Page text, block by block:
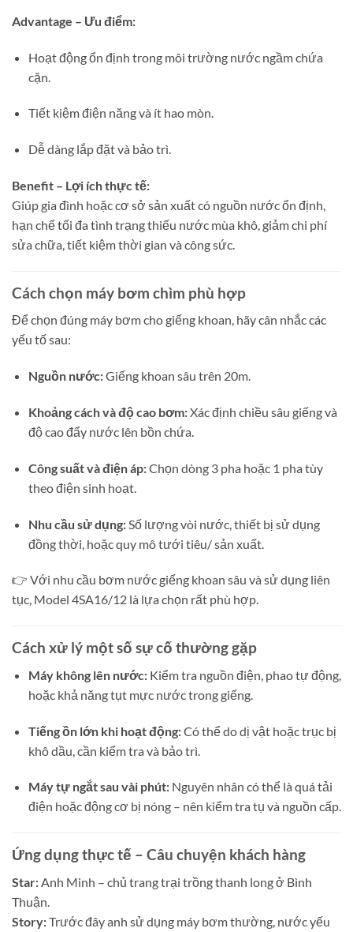
Advantage – Ưu điểm:
Hoạt động ổn định trong môi trường nước ngầm chứa
cặn.
Tiết kiệm điện năng và ít hao mòn.
Dễ dàng lắp đặt và bảo trì.
Benefit – Lợi ích thực tế:
Giúp gia đình hoặc cơ sở sản xuất có nguồn nước ổn định,
hạn chế tối đa tình trạng thiếu nước mùa khô, giảm chi phí
sửa chữa, tiết kiệm thời gian và công sức.
Cách chọn máy bơm chìm phù hợp
Để chọn đúng máy bơm cho giếng khoan, hãy cân nhắc các
yếu tố sau:
Nguồn nước:Giếng khoan sâu trên 20m.
Khoảng cách và độ cao bơm:Xác định chiều sâu giếng và
độ cao đẩy nước lên bồn chứa.
Công suất và điện áp:Chọn dòng 3 pha hoặc 1 pha tùy
theo điện sinh hoạt.
Nhu cầu sử dụng:Số lượng vòi nước, thiết bị sử dụng
đồng thời, hoặc quy mô tưới tiêu/ sản xuất.
👉 Với nhu cầu bơm nước giếng khoan sâu và sử dụng liên
tục, Model 4SA16/12 là lựa chọn rất phù hợp.
Cách xử lý một số sự cố thường gặp
Máy không lên nước:Kiểm tra nguồn điện, phao tự động,
hoặc khả năng tụt mực nước trong giếng.
Tiếng ồn lớn khi hoạt động:Có thể do dị vật hoặc trục bị
khô dầu, cần kiểm tra và bảo trì.
Máy tự ngắt sau vài phút:Nguyên nhân có thể là quá tải
điện hoặc động cơ bị nóng – nên kiểm tra tụ và nguồn cấp.
Ứng dụng thực tế – Câu chuyện khách hàng
Star: Anh Minh – chủ trang trại trồng thanh long ở Bình
Thuận.
Story:Trước đây anh sử dụng máy bơm thường, nước yếu